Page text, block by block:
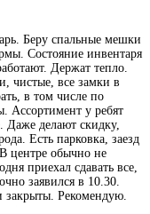
Беру спальные мешки
Состояние инвентаря
Держат тепло.
чистые, все замки в
в том числе по
Ассортимент у ребят
делают скидку,
Есть парковка, заезд
центре обычно не
приехал сдавать все,
заявился в 10.30.
закрыты. Рекомендую.